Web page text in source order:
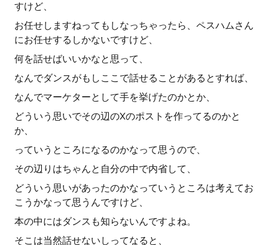
すけど、
お任せしますねってもしなっちゃったら、ペスハムさん
にお任せするしかないですけど、
何を話せばいいかなと思って、
なんでダンスがもしここで話せることがあるとすれば、
なんでマーケターとして手を挙げたのかとか、
どういう思いでその辺のXのポストを作ってるのかと
か、
っていうところになるのかなって思うので、
その辺りはちゃんと自分の中で内省して、
どういう思いがあったのかなっていうところは考えてお
こうかなって思うんですけど、
本の中にはダンスも知らないんですよね。
そこは当然話せないしってなると、